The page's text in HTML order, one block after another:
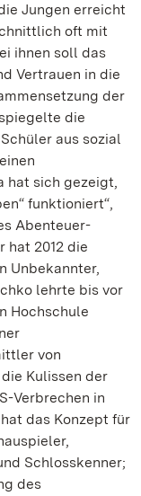
Jungen erreicht
oft mit
ihnen soll das
Vertrauen in die
der
die
aus sozial
hat sich gezeigt,
funktioniert“,
Abenteuer-
hat 2012 die
Unbekannter,
lehrte bis vor
Hochschule
von
Kulissen der
Verbrechen in
das Konzept für
Schlosskenner;
des